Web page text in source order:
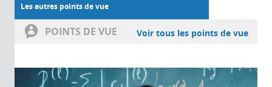
Les autres points de vue
POINTS DE VUE Voir tous les points de vue